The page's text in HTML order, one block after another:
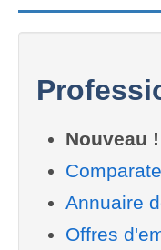
Nouveau !
Annuaire
Offres